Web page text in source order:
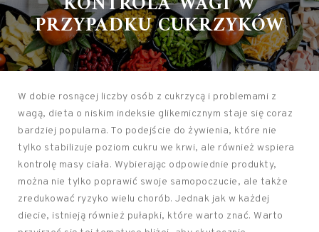
PRZYPADKU CUKRZYKÓW
W dobie rosnącej liczby osób z cukrzycą i problemami z
wagą, dieta o niskim indeksie glikemicznym staje się coraz
bardziej popularna. To podejście do żywienia, które nie
tylko stabilizuje poziom cukru we krwi, ale również wspiera
kontrolę masy ciała. Wybierając odpowiednie produkty,
można nie tylko poprawić swoje samopoczucie, ale także
zredukować ryzyko wielu chorób. Jednak jak w każdej
diecie, istnieją również pułapki, które warto znać. Warto